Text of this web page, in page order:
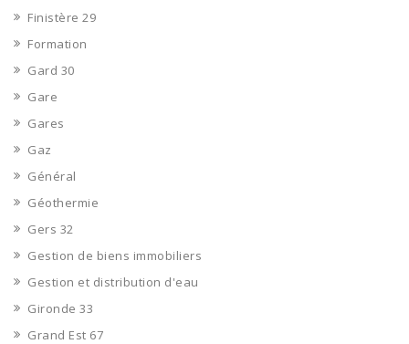
Finistère 29
Formation
Gard 30
Gare
Gares
Gaz
Général
Géothermie
Gers 32
Gestion de biens immobiliers
Gestion et distribution d'eau
Gironde 33
Grand Est 67